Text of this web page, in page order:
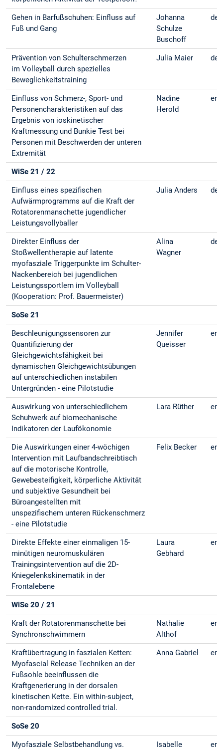
Gehen in Barfußschuhen: Einfluss auf
Fuß und Gang
Johanna
Schulze
Buschoff
Prävention von Schulterschmerzen
im Volleyball durch spezielles
Beweglichkeitstraining
Julia Maier
Einfluss von Schmerz-, Sport- und
Personencharakteristiken auf das
Ergebnis von ioskinetischer
Kraftmessung und Bunkie Test bei
Personen mit Beschwerden der unteren
Extremität
Nadine
Herold
WiSe 21 / 22
Einfluss eines spezifischen
Aufwärmprogramms auf die Kraft der
Rotatorenmanschette jugendlicher
Leistungsvollyballer
Julia Anders
Direkter Einfluss der
Stoßwellentherapie auf latente
myofasziale Triggerpunkte im Schulter-
Nackenbereich bei jugendlichen
Leistungssportlern im Volleyball
(Kooperation: Prof. Bauermeister)
Alina
Wagner
SoSe 21
Beschleunigungssensoren zur
Quantifizierung der
Gleichgewichtsfähigkeit bei
dynamischen Gleichgewichtsübungen
auf unterschiedlichen instabilen
Untergründen - eine Pilotstudie
Jennifer
Queisser
Auswirkung von unterschiedlichem
Schuhwerk auf biomechanische
Indikatoren der Laufökonomie
Lara Rüther
Die Auswirkungen einer 4-wöchigen
Intervention mit Laufbandschreibtisch
auf die motorische Kontrolle,
Gewebesteifigkeit, körperliche Aktivität
und subjektive Gesundheit bei
Büroangestellten mit
unspezifischem unteren Rückenschmerz
- eine Pilotstudie
Felix Becker
Direkte Effekte einer einmaligen 15-
minütigen neuromuskulären
Trainingsintervention auf die 2D-
Kniegelenkskinematik in der
Frontalebene
Laura
Gebhard
WiSe 20 / 21
Kraft der Rotatorenmanschette bei
Synchronschwimmern
Nathalie
Althof
Kraftübertragung in faszialen Ketten:
Myofascial Release Techniken an der
Fußsohle beeinflussen die
Kraftgenerierung in der dorsalen
kinetischen Kette. Ein within-subject,
non-randomized controlled trial.
Anna Gabriel
SoSe 20
Myofasziale Selbstbehandlung vs.
Isabelle